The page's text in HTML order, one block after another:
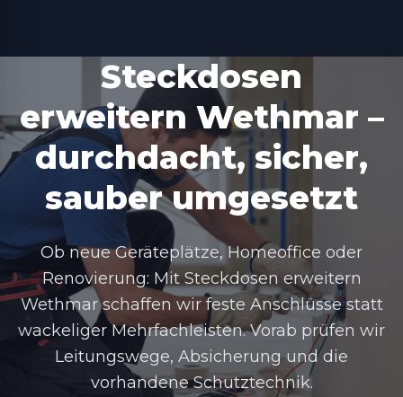
Steckdosen
erweitern Wethmar –
durchdacht, sicher,
sauber umgesetzt
Ob neue Geräteplätze, Homeoffice oder
Renovierung: Mit Steckdosen erweitern
Wethmarschaffen wir feste Anschlüsse statt
wackeliger Mehrfachleisten. Vorab prüfen wir
Leitungswege, Absicherung und die
vorhandene Schutztechnik.